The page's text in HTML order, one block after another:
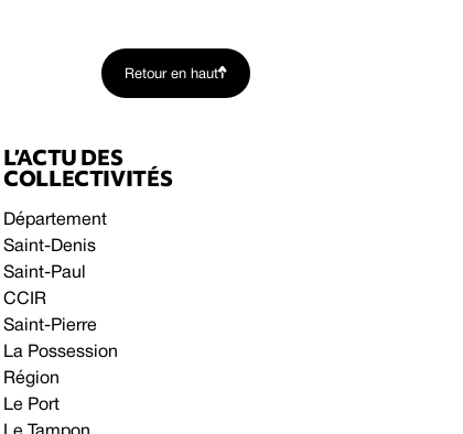
Retour en haut
L’ACTU DES
COLLECTIVITÉS
Département
Saint-Denis
Saint-Paul
CCIR
Saint-Pierre
La Possession
Région
Le Port